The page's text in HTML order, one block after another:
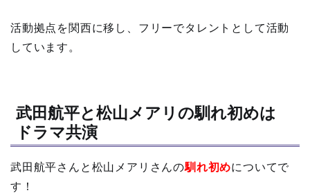
活動拠点を関西に移し、フリーでタレントとして活動
しています。
武田航平と松山メアリの馴れ初めは
ドラマ共演
武田航平さんと松山メアリさんの馴れ初めについてで
す！